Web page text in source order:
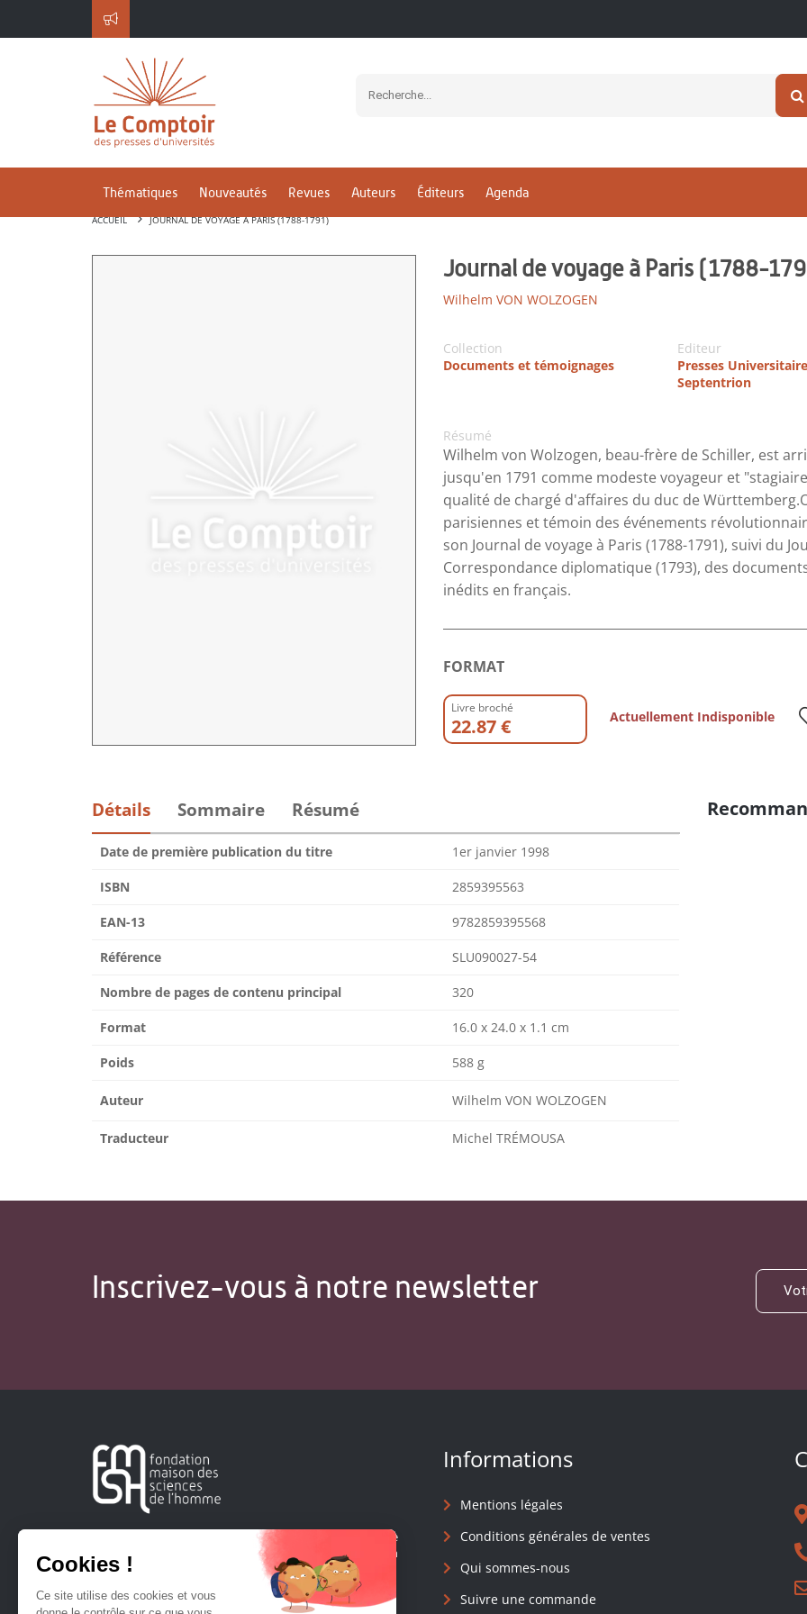
Thématiques Nouveautés Revues Auteurs Éditeurs Agenda
ACCUEIL JOURNAL DE VOYAGE À PARIS (1788-1791)
Journal de voyage à Paris (1788-
Wilhelm VON WOLZOGEN
Collection
Documents et témoignages
Editeur
Presses
Septentrion
Résumé
Wilhelm von Wolzogen, beau-frère de Schiller, est
jusqu'en 1791 comme modeste voyageur et
qualité de chargé d'affaires du duc de
parisiennes et témoin des événements
son Journal de voyage à Paris (1788-1791), suivi du
Correspondance diplomatique (1793), des
inédits en français.
FORMAT
Livre broché
22.87 € Actuellement Indisponible
Détails Sommaire Résumé
Date de première publication du titre 1er janvier 1998
ISBN 2859395563
EAN-13 9782859395568
Référence SLU090027-54
Nombre de pages de contenu principal 320
Format 16.0 x 24.0 x 1.1 cm
Poids 588 g
Auteur Wilhelm VON WOLZOGEN
Traducteur Michel TRÉMOUSA
Inscrivez-vous à notre newsletter
Créée en 1963, la Fondation Maison Sciences de l'Homme
soutient la recherche et la diffusion des connaissances en
sciences humaines et sociales.
Informations
Mentions légales
Conditions générales de ventes
Qui sommes-nous
Suivre une commande